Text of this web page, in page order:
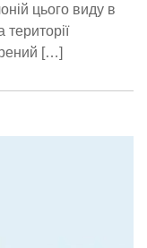
цього виду в
території
[…]